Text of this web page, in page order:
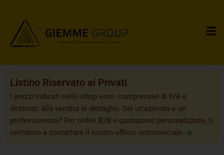
Listino Riservato ai Privati
I prezzi indicati nello shop sono comprensivi di IVA e
destinati alla vendita al dettaglio. Sei un’azienda o un
professionista? Per ordini B2B e quotazioni personalizzate, ti
invitiamo a contattare il nostro ufficio commerciale. ×